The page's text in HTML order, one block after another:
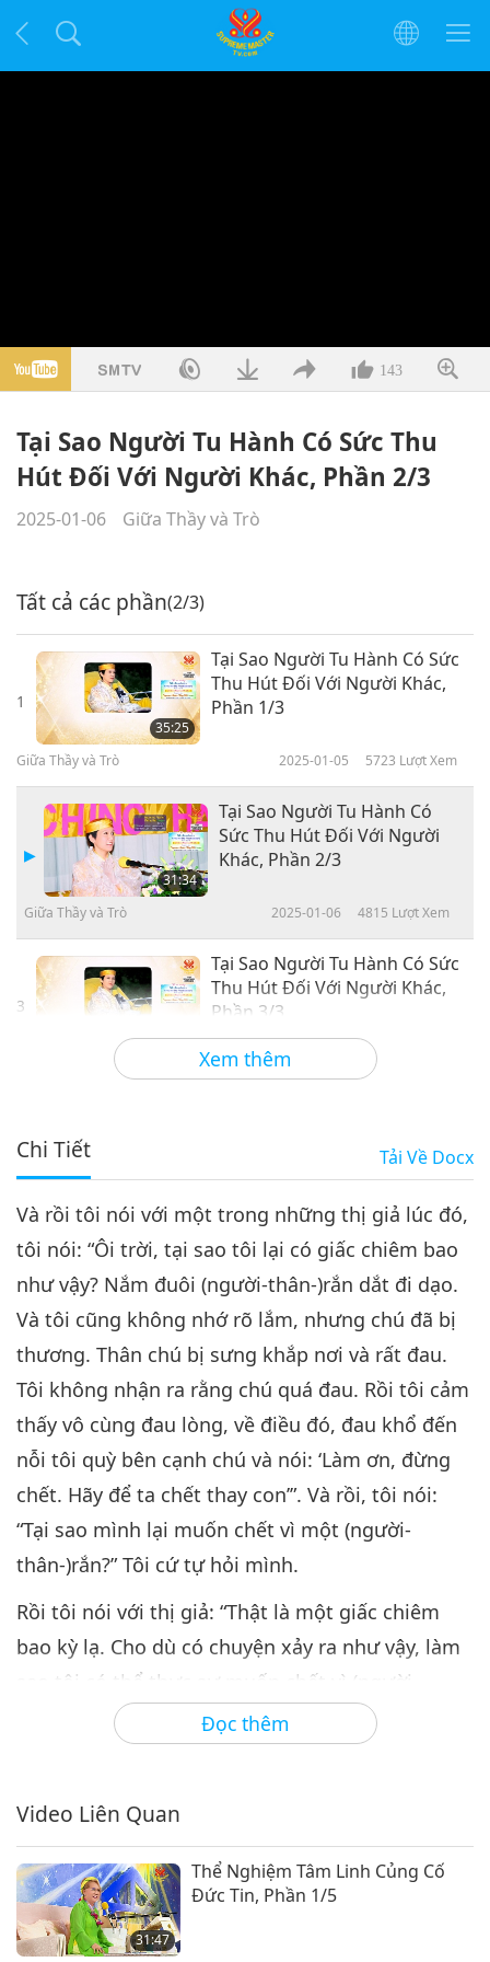
143
Tại Sao Người Tu Hành Có Sức Thu
Hút Đối Với Người Khác, Phần 2/3
2025-01-06 Giữa Thầy và Trò
Xem thêm
Tất cả các phần(2/3)
1
35:25
Tại Sao Người Tu Hành Có Sức
Thu Hút Đối Với Người Khác,
Phần 1/3
Giữa Thầy và Trò 2025-01-05 5723 Lượt Xem
31:34
Tại Sao Người Tu Hành Có
Sức Thu Hút Đối Với Người
Khác, Phần 2/3
Giữa Thầy và Trò 2025-01-06 4815 Lượt Xem
3
Tại Sao Người Tu Hành Có Sức
Thu Hút Đối Với Người Khác,
Phần 3/3
Giữa Thầy và Trò 2025-01-07 3984
Chi Tiết Tải Về Docx
Đọc thêm
Và rồi tôi nói với một trong những thị giả lúc đó,
tôi nói: “Ôi trời, tại sao tôi lại có giấc chiêm bao
như vậy? Nắm đuôi (người-thân-)rắn dắt đi dạo.
Và tôi cũng không nhớ rõ lắm, nhưng chú đã bị
thương. Thân chú bị sưng khắp nơi và rất đau.
Tôi không nhận ra rằng chú quá đau. Rồi tôi cảm
thấy vô cùng đau lòng, về điều đó, đau khổ đến
nỗi tôi quỳ bên cạnh chú và nói: ‘Làm ơn, đừng
chết. Hãy để ta chết thay con’”. Và rồi, tôi nói:
“Tại sao mình lại muốn chết vì một (người-
thân-)rắn?” Tôi cứ tự hỏi mình.
Rồi tôi nói với thị giả: “Thật là một giấc chiêm
bao kỳ lạ. Cho dù có chuyện xảy ra như vậy, làm
sao tôi có thể thực sự muốn chết vì (người-
thân-)rắn đó?” Thay vì để chú [chết], tôi muốn
[chết] thay chú, chết thay chú và đau khổ thay
vì người thân hoặc một người nào đó, thì có thể
hiểu được, đằng này chết vì (người-thân-)rắn)! Có
ai từng nghe về những chuyện này chưa? Sao lại
có giấc chiêm bao kỳ lạ như vậy?” Nghe vậy,
Video Liên Quan
31:47
Thể Nghiệm Tâm Linh Củng Cố
Đức Tin, Phần 1/5